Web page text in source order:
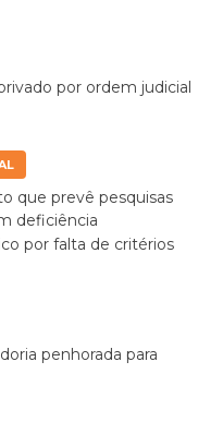
por ordem judicial
que prevê pesquisas
deficiência
por falta de critérios
penhorada para